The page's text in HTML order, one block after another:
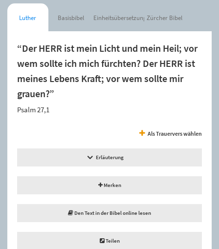
Luther Basisbibel Einheitsübersetzung Zürcher Bibel
“Der HERR ist mein Licht und mein Heil; vor
wem sollte ich mich fürchten? Der HERR ist
meines Lebens Kraft; vor wem sollte mir
grauen?”
Psalm 27,1
Als Trauervers wählen
Erläuterung
Merken
Den Text in der Bibel online lesen
Teilen